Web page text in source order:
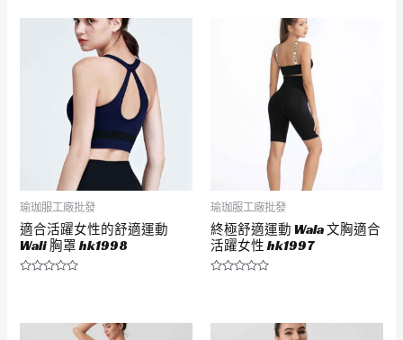
瑜珈服工廠批發
適合活躍女性的舒適運動
Wali 胸罩 hk1998
分
瑜珈服工廠批發
終極舒適運動 Wala 文胸適合
活躍女性 hk1997
分